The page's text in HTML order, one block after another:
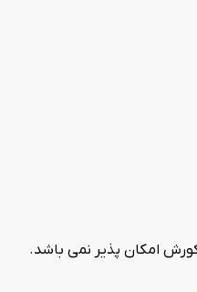
امکان پذیر نمی باشد.